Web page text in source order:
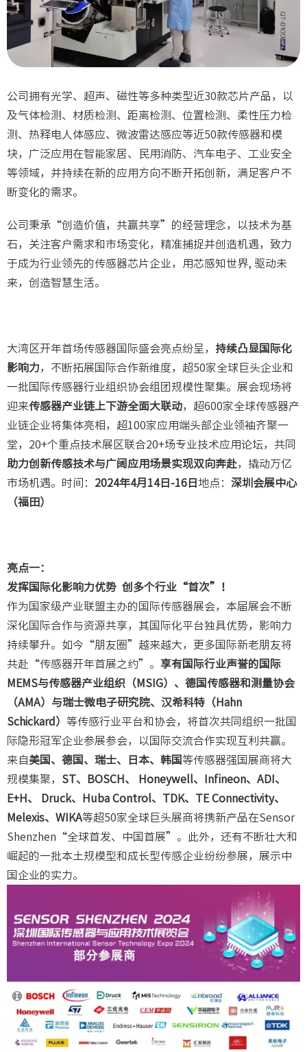
公司拥有光学、超声、磁性等多种类型近30款芯片产品，以
及气体检测、材质检测、距离检测、位置检测、柔性压力检
测、热释电人体感应、微波雷达感应等近50款传感器和模
块，广泛应用在智能家居、民用消防、汽车电子、工业安全
等领域，并持续在新的应用方向不断开拓创新，满足客户不
断变化的需求。
公司秉承“创造价值，共赢共享”的经营理念，以技术为基
石，关注客户需求和市场变化，精准捕捉并创造机遇，致力
于成为行业领先的传感器芯片企业，用芯感知世界, 驱动未
来，创造智慧生活。
大湾区开年首场传感器国际盛会亮点纷呈， 持续凸显国际化
影响力，不断拓展国际合作新维度，超50家全球巨头企业和
一批国际传感器行业组织协会组团规模性聚集。展会现场将
迎来传感器产业链上下游全面大联动，超600家全球传感器产
业链企业将集体亮相，超100家应用端头部企业领袖齐聚一
堂，20+个重点技术展区联合20+场专业技术应用论坛，共同
助力创新传感技术与广阔应用场景实现双向奔赴，撬动万亿
市场机遇。时间： 2024年4月14日-16日 地点： 深圳会展中心
（福田）
亮点一：
发挥国际化影响力优势 创多个行业“首次”！
作为国家级产业联盟主办的国际传感器展会，本届展会不断
深化国际合作与资源共享，其国际化平台独具优势，影响力
持续攀升。如今“朋友圈”越来越大，更多国际新老朋友将
共赴“传感器开年首展之约”。 享有国际行业声誉的国际
MEMS与传感器产业组织（MSIG）、德国传感器和测量协会
（AMA）与瑞士微电子研究院、汉希科特（Hahn
Schickard） 等传感行业平台和协会，将首次共同组织一批国
际隐形冠军企业参展参会，以国际交流合作实现互利共赢。
来自美国、德国、瑞士、日本、韩国等传感器强国展商将大
规模集聚， ST、BOSCH、 Honeywell、Infineon、ADI、
E+H、 Druck、Huba Control、TDK、TE Connectivity、
Melexis、WIKA等超50家全球巨头展商将携新产品在Sensor
Shenzhen“全球首发、中国首展”。此外，还有不断壮大和
崛起的一批本土规模型和成长型传感企业纷纷参展，展示中
国企业的实力。